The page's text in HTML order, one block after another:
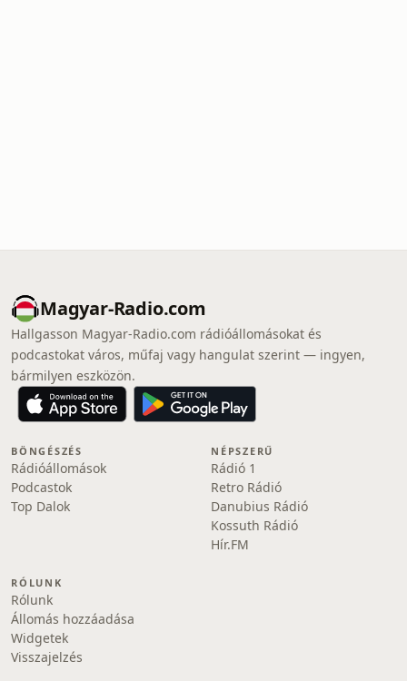
Magyar-Radio.com
Hallgasson Magyar-Radio.com rádióállomásokat és
podcastokat város, műfaj vagy hangulat szerint — ingyen,
bármilyen eszközön.
BÖNGÉSZÉS
Rádióállomások
Podcastok
Top Dalok
NÉPSZERŰ
Rádió 1
Retro Rádió
Danubius Rádió
Kossuth Rádió
Hír.FM
RÓLUNK
Rólunk
Állomás hozzáadása
Widgetek
Visszajelzés